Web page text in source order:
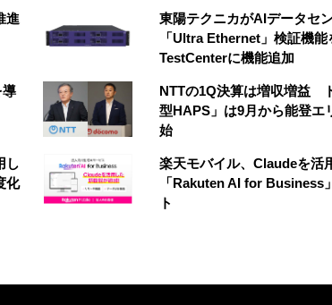
進
東陽テクニカがAIデータセ
「Ultra Ethernet」検証機
TestCenterに機能追加
導
NTTの1Q決算は増収増益
型HAPS」は9月から能登エ
始
し
化
楽天モバイル、Claudeを活
「Rakuten AI for Business
ト